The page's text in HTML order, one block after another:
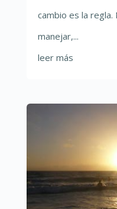
cambio es la
manejar,...
leer más